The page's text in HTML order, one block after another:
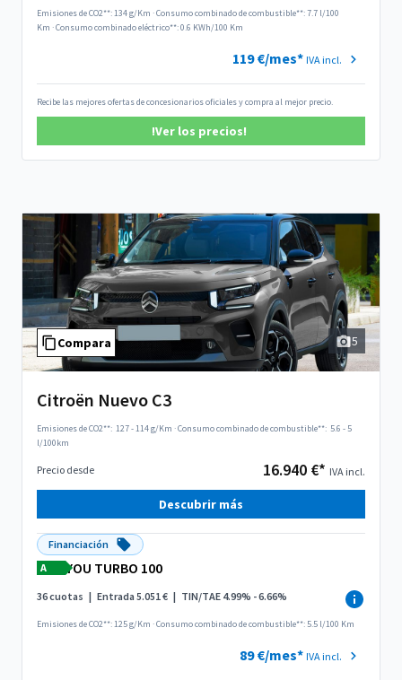
Emisiones de CO2**: 134 g/Km ·Consumo combinado de combustible**: 7.7 l/100
Km ·Consumo combinado eléctrico**: 0.6 KWh/100 Km
119 €/mes* IVA incl.
Recibe las mejores ofertas de concesionarios oficiales y compra al mejor precio.
!Ver los precios!
Compara 5
Citroën Nuevo C3
Emisiones de CO2**: 127 - 114 g/Km ·Consumo combinado de combustible**: 5.6 - 5
l/100km
Precio desde 16.940 €* IVA incl.
Descubrir más
Financiación
A
YOU TURBO 100
36 cuotas | Entrada 5.051 € | TIN/TAE 4.99% - 6.66%
Emisiones de CO2**: 125 g/Km ·Consumo combinado de combustible**: 5.5 l/100 Km
89 €/mes* IVA incl.